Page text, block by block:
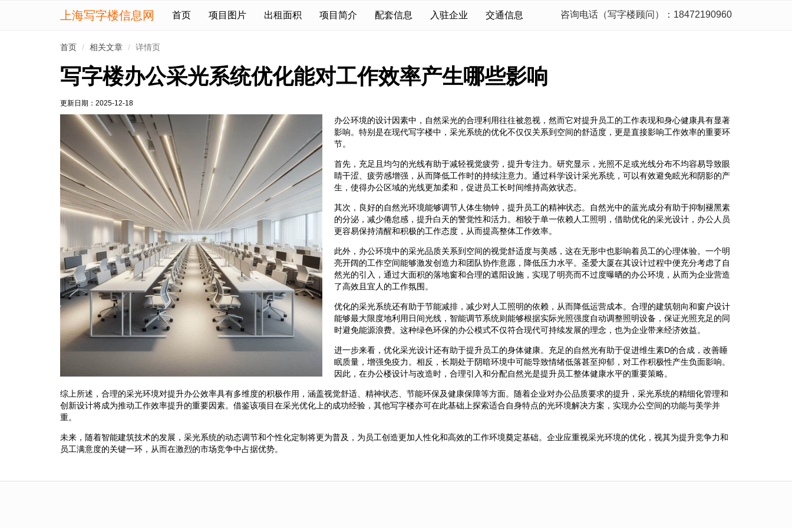
上海写字楼信息网 首页 项目图片 出租面积 项目简介 配套信息 入驻企业 交通信息 咨询电话（写字楼顾问）：18472190960
首页 相关文章 详情页
写字楼办公采光系统优化能对工作效率产生哪些影响
更新日期： 2025-12-18
办公环境的设计因素中，自然采光的合理利用往往被忽视，然而它对提升员工的工作表现和身心健康具有显著
影响。特别是在现代写字楼中，采光系统的优化不仅仅关系到空间的舒适度，更是直接影响工作效率的重要环
节。
首先，充足且均匀的光线有助于减轻视觉疲劳，提升专注力。研究显示，光照不足或光线分布不均容易导致眼
睛干涩、疲劳感增强，从而降低工作时的持续注意力。通过科学设计采光系统，可以有效避免眩光和阴影的产
生，使得办公区域的光线更加柔和，促进员工长时间维持高效状态。
其次，良好的自然光环境能够调节人体生物钟，提升员工的精神状态。自然光中的蓝光成分有助于抑制褪黑素
的分泌，减少倦怠感，提升白天的警觉性和活力。相较于单一依赖人工照明，借助优化的采光设计，办公人员
更容易保持清醒和积极的工作态度，从而提高整体工作效率。
此外，办公环境中的采光品质关系到空间的视觉舒适度与美感，这在无形中也影响着员工的心理体验。一个明
亮开阔的工作空间能够激发创造力和团队协作意愿，降低压力水平。圣爱大厦在其设计过程中便充分考虑了自
然光的引入，通过大面积的落地窗和合理的遮阳设施，实现了明亮而不过度曝晒的办公环境，从而为企业营造
了高效且宜人的工作氛围。
优化的采光系统还有助于节能减排，减少对人工照明的依赖，从而降低运营成本。合理的建筑朝向和窗户设计
能够最大限度地利用日间光线，智能调节系统则能够根据实际光照强度自动调整照明设备，保证光照充足的同
时避免能源浪费。这种绿色环保的办公模式不仅符合现代可持续发展的理念，也为企业带来经济效益。
进一步来看，优化采光设计还有助于提升员工的身体健康。充足的自然光有助于促进维生素D的合成，改善睡
眠质量，增强免疫力。相反，长期处于阴暗环境中可能导致情绪低落甚至抑郁，对工作积极性产生负面影响。
因此，在办公楼设计与改造时，合理引入和分配自然光是提升员工整体健康水平的重要策略。
综上所述，合理的采光环境对提升办公效率具有多维度的积极作用，涵盖视觉舒适、精神状态、节能环保及健康保障等方面。随着企业对办公品质要求的提升，采光系统的精细化管理和
创新设计将成为推动工作效率提升的重要因素。借鉴该项目在采光优化上的成功经验，其他写字楼亦可在此基础上探索适合自身特点的光环境解决方案，实现办公空间的功能与美学并
重。
未来，随着智能建筑技术的发展，采光系统的动态调节和个性化定制将更为普及，为员工创造更加人性化和高效的工作环境奠定基础。企业应重视采光环境的优化，视其为提升竞争力和
员工满意度的关键一环，从而在激烈的市场竞争中占据优势。